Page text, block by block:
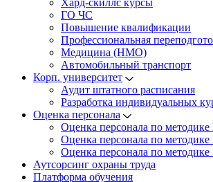
ГО ЧС
Повышение квалификации
Профессиональная
Медицина (НМО)
Автомобильный транспорт
Корп. университет
Аудит штатного расписания
Разработка индивидуальных
Оценка персонала
Оценка персонала по методике
Оценка персонала по
Оценка персонала по методике
Аутсорсинг охраны труда
Платформа обучения